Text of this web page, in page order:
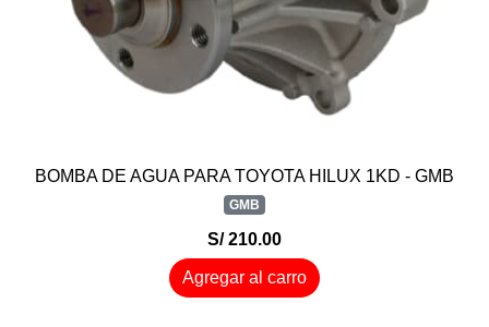
BOMBA DE AGUA PARA TOYOTA HILUX 1KD - GMB
GMB
S/ 210.00
Agregar al carro